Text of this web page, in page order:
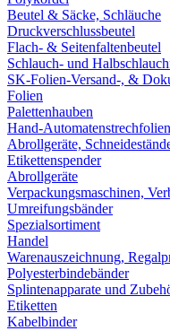
Beutel & Säcke, Schläuche
Druckverschlussbeutel
Flach- & Seitenfaltenbeutel
Schlauch- und
SK-Folien-Versand-, &
Folien
Palettenhauben
Hand-Automatenstrechfolien
Abrollgeräte,
Etikettenspender
Abrollgeräte
Verpackungsmaschinen,
Umreifungsbänder
Spezialsortiment
Handel
Warenauszeichnung,
Polyesterbindebänder
Splintenapparate und
Etiketten
Kabelbinder